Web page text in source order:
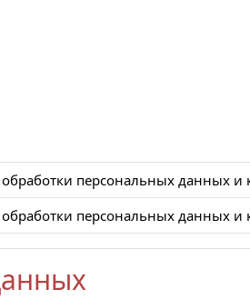
персональных данных и
персональных данных и